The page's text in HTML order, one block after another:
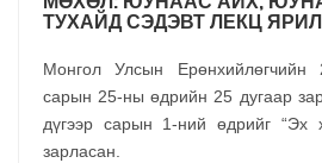
ТУХАЙД СЭДЭВТ ЛЕКЦ
Монгол Улсын
сарын 25-ны өдрийн 25 дугаар
дүгээр сарын 1-ний өдрийг “Эх
зарласан.